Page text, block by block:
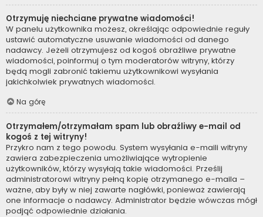
Otrzymuję niechciane prywatne wiadomości!
W panelu użytkownika możesz, określając odpowiednie reguły
ustawić automatyczne usuwanie wiadomości od danego
nadawcy. Jeżeli otrzymujesz od kogoś obraźliwe prywatne
wiadomości, poinformuj o tym moderatorów witryny, którzy
będą mogli zabronić takiemu użytkownikowi wysyłania
jakichkolwiek prywatnych wiadomości.
Na górę
Otrzymałem/otrzymałam spam lub obraźliwy e-mail od
kogoś z tej witryny!
Przykro nam z tego powodu. System wysyłania e-maili witryny
zawiera zabezpieczenia umożliwiające wytropienie
użytkowników, którzy wysyłają takie wiadomości. Prześlij
administratorowi witryny pełną kopię otrzymanego e-maila –
ważne, aby były w niej zawarte nagłówki, ponieważ zawierają
one informacje o nadawcy. Administrator będzie wówczas mógł
podjąć odpowiednie działania.